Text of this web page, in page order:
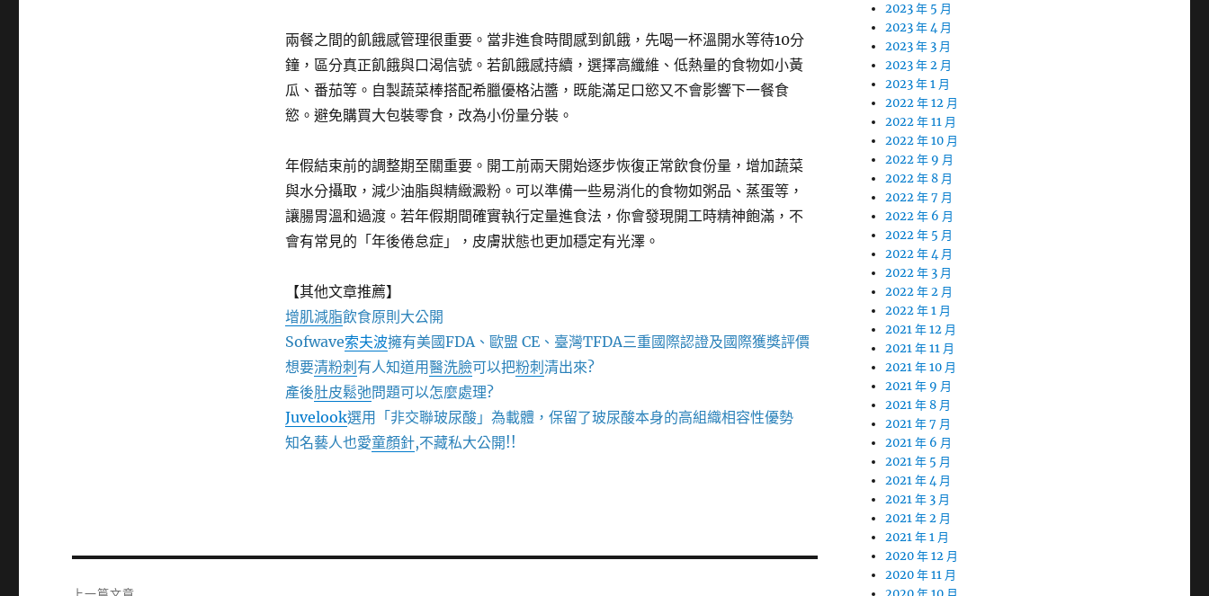
兩餐之間的飢餓感管理很重要。當非進食時間感到飢餓，先喝一杯溫開水等待10分
鐘，區分真正飢餓與口渴信號。若飢餓感持續，選擇高纖維、低熱量的食物如小黃
瓜、番茄等。自製蔬菜棒搭配希臘優格沾醬，既能滿足口慾又不會影響下一餐食
慾。避免購買大包裝零食，改為小份量分裝。
年假結束前的調整期至關重要。開工前兩天開始逐步恢復正常飲食份量，增加蔬菜
與水分攝取，減少油脂與精緻澱粉。可以準備一些易消化的食物如粥品、蒸蛋等，
讓腸胃溫和過渡。若年假期間確實執行定量進食法，你會發現開工時精神飽滿，不
會有常見的「年後倦怠症」，皮膚狀態也更加穩定有光澤。
【其他文章推薦】
增肌減脂飲食原則大公開
Sofwave索夫波擁有美國FDA、歐盟 CE、臺灣TFDA三重國際認證及國際獲獎評價
想要清粉刺 有人知道用醫洗臉可以把粉刺 清出來?
產後肚皮鬆弛問題可以怎麼處理?
Juvelook選用「非交聯玻尿酸」為載體，保留了玻尿酸本身的高組織相容性優勢
知名藝人也愛童顏針,不藏私大公開!!
2023 年 5 月
2023 年 4 月
2023 年 3 月
2023 年 2 月
2023 年 1 月
2022 年 12 月
2022 年 11 月
2022 年 10 月
2022 年 9 月
2022 年 8 月
2022 年 7 月
2022 年 6 月
2022 年 5 月
2022 年 4 月
2022 年 3 月
2022 年 2 月
2022 年 1 月
2021 年 12 月
2021 年 11 月
2021 年 10 月
2021 年 9 月
2021 年 8 月
2021 年 7 月
2021 年 6 月
2021 年 5 月
2021 年 4 月
2021 年 3 月
2021 年 2 月
2021 年 1 月
2020 年 12 月
2020 年 11 月